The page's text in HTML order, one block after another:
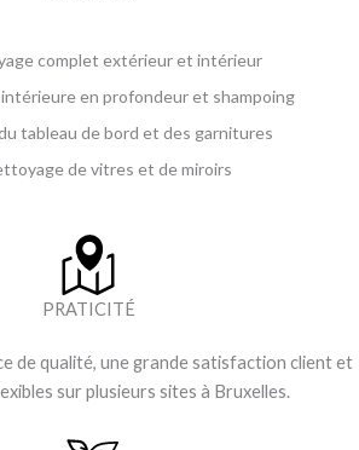
complet extérieur et intérieur
en profondeur et shampoing
tableau de bord et des garnitures
de vitres et de miroirs
PRATICITÉ
de qualité, une grande satisfaction client et
sur plusieurs sites à Bruxelles.